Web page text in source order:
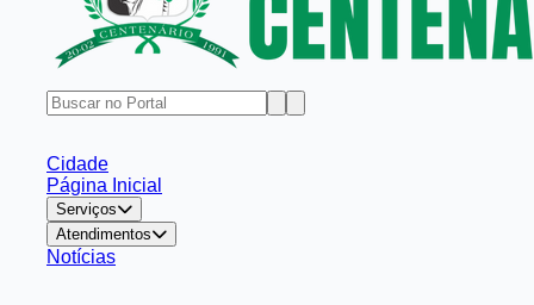
Cidade
Página Inicial
Serviços
Atendimentos
Notícias